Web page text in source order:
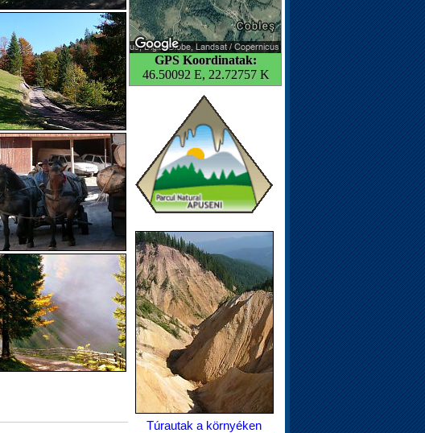
GPS Koordinatak:
46.50092 E, 22.72757 K
Túrautak a környéken